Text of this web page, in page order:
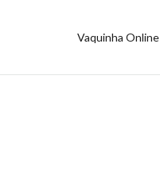
Vaquinha Online